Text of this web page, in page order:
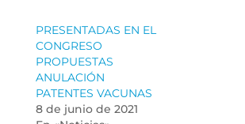
PRESENTADAS EN EL
CONGRESO
PROPUESTAS
ANULACIÓN
PATENTES VACUNAS
8 de junio de 2021